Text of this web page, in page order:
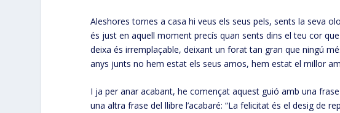
Aleshores tornes a casa hi veus els seus pels, sents la seva
és just en aquell moment precís quan sents dins el teu cor
deixa és irremplaçable, deixant un forat tan gran que ningú
anys junts no hem estat els seus amos, hem estat el millor
I ja per anar acabant, he començat aquest guió amb una
una altra frase del llibre l’acabaré: “La felicitat és el desig de